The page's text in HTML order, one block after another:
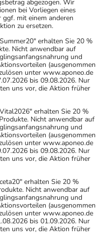
abgezogen. Wir
bei Vorliegen eines
mit einem anderen
zu ersetzen.
erhalten Sie 20 %
Nicht anwendbar auf
und
(ausgenommen
unter www.aponeo.de
bis 09.08.2026. Nur
uns vor, die Aktion früher
erhalten Sie 20 %
Nicht anwendbar auf
und
(ausgenommen
unter www.aponeo.de
bis 09.08.2026. Nur
uns vor, die Aktion früher
erhalten Sie 20 %
Nicht anwendbar auf
und
(ausgenommen
unter www.aponeo.de
bis 01.09.2026. Nur
uns vor, die Aktion früher